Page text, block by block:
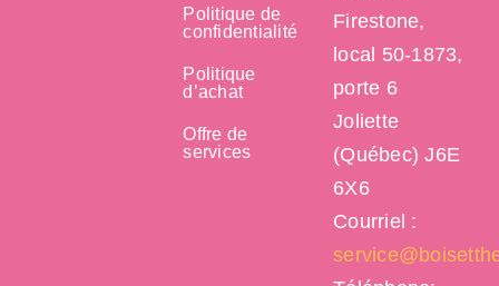
Politique de
confidentialité
Politique
d’achat
Offre de
services
Firestone,
local 50-1873,
porte 6
Joliette
(Québec) J6E
6X6
Courriel :